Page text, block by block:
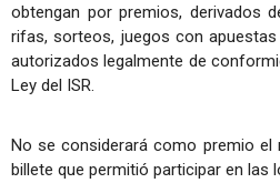
obtengan por premios, derivados
rifas, sorteos, juegos con
autorizados legalmente de
Ley del ISR.
No se considerará como premio el
billete que permitió participar en las